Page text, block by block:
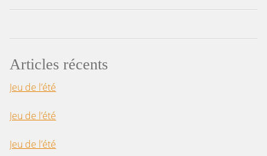
Articles récents
Jeu de l’été
Jeu de l’été
Jeu de l’été